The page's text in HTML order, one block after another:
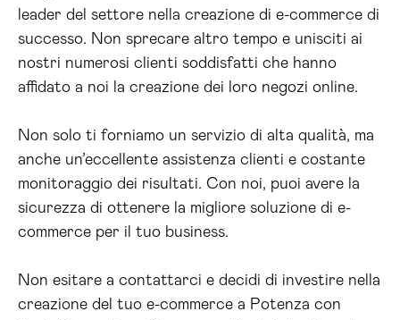
leader del settore nella creazione di e-commerce di
successo. Non sprecare altro tempo e unisciti ai
nostri numerosi clienti soddisfatti che hanno
affidato a noi la creazione dei loro negozi online.
Non solo ti forniamo un servizio di alta qualità, ma
anche un’eccellente assistenza clienti e costante
monitoraggio dei risultati. Con noi, puoi avere la
sicurezza di ottenere la migliore soluzione di e-
commerce per il tuo business.
Non esitare a contattarci e decidi di investire nella
creazione del tuo e-commerce a Potenza con